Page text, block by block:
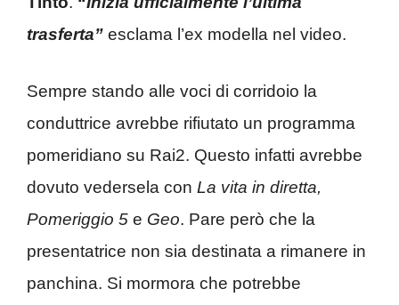
trasferta” esclama l’ex modella nel video.
Sempre stando alle voci di corridoio la
conduttrice avrebbe rifiutato un programma
pomeridiano su Rai2. Questo infatti avrebbe
dovuto vedersela con La vita in diretta,
Pomeriggio 5 e Geo. Pare però che la
presentatrice non sia destinata a rimanere in
panchina. Si mormora che potrebbe